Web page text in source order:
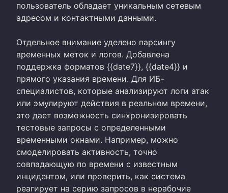
пользователь обладает уникальным сетевым
адресом и контактными данными.
Отдельное внимание уделено парсингу
временных меток и логов. Добавлена
поддержка форматов {{date7}}, {{date4}} и
прямого указания времени. Для ИБ-
специалистов, которые анализируют логи атак
или эмулируют действия в реальном времени,
это дает возможность синхронизировать
тестовые запросы с определенными
временными окнами. Например, можно
смоделировать активность, точно
совпадающую по времени с известным
инцидентом, или проверить, как система
реагирует на серию запросов в нерабочие